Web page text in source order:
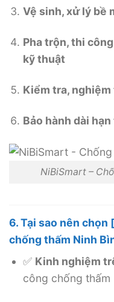
Vệ sinh, xử lý bề
Pha trộn, thi
kỹ thuật
Kiểm tra,
Bảo hành dài hạn
NiBiSmart –
6. Tại sao nên
chống thấm Ninh
✅ Kinh nghiệm
công chống thấm